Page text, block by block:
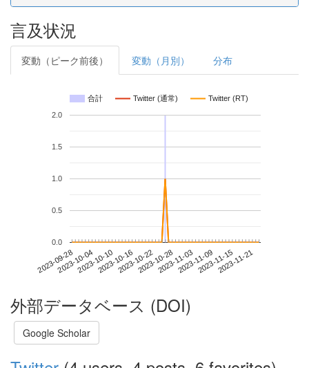
言及状況
変動（ピーク前後） 変動（月別） 分布
合計 Twitter (通常) Twitter (RT)
2023-09-282023-10-042023-10-102023-10-162023-10-222023-10-282023-11-032023-11-092023-11-152023-11-21
0.0
0.5
1.0
1.5
2.0
外部データベース (DOI)
Google Scholar